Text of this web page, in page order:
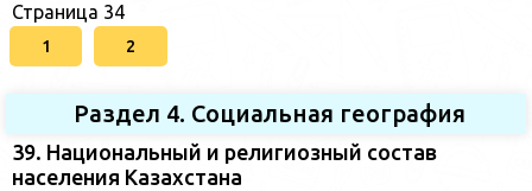
Страница 34
1 2
Раздел 4. Социальная география
39. Национальный и религиозный состав
населения Казахстана